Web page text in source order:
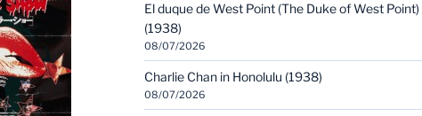
El duque de West Point (The Duke of West Point)
(1938)
08/07/2026
Charlie Chan in Honolulu (1938)
08/07/2026